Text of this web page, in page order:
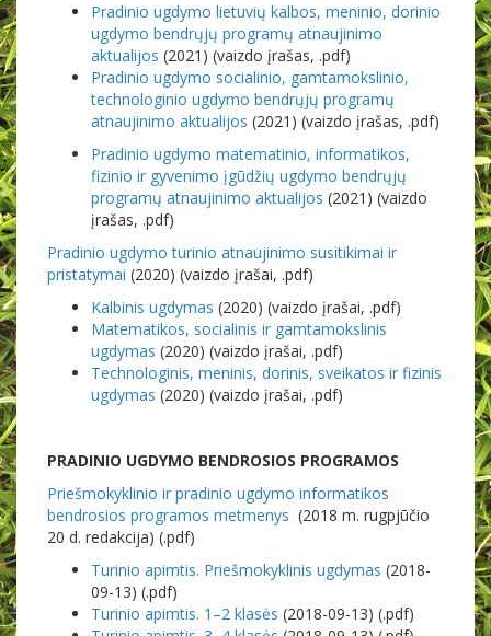
Pradinio ugdymo lietuvių kalbos, meninio, dorinio
ugdymo bendrųjų programų atnaujinimo
aktualijos (2021) (vaizdo įrašas, .pdf)
Pradinio ugdymo socialinio, gamtamokslinio,
technologinio ugdymo bendrųjų programų
atnaujinimo aktualijos (2021) (vaizdo įrašas, .pdf)
Pradinio ugdymo matematinio, informatikos,
fizinio ir gyvenimo įgūdžių ugdymo bendrųjų
programų atnaujinimo aktualijos (2021) (vaizdo
įrašas, .pdf)
Pradinio ugdymo turinio atnaujinimo susitikimai ir
pristatymai (2020) (vaizdo įrašai, .pdf)
Kalbinis ugdymas (2020) (vaizdo įrašai, .pdf)
Matematikos, socialinis ir gamtamokslinis
ugdymas (2020) (vaizdo įrašai, .pdf)
Technologinis, meninis, dorinis, sveikatos ir fizinis
ugdymas (2020) (vaizdo įrašai, .pdf)
PRADINIO UGDYMO BENDROSIOS PROGRAMOS
Priešmokyklinio ir pradinio ugdymo informatikos
bendrosios programos metmenys (2018 m. rugpjūčio
20 d. redakcija) (.pdf)
Turinio apimtis. Priešmokyklinis ugdymas (2018-
09-13) (.pdf)
Turinio apimtis. 1–2 klasės (2018-09-13) (.pdf)